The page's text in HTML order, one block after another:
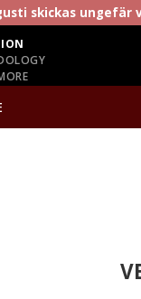
skickas ungefär